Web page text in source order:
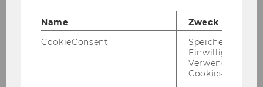
Name
Zweck
CookieConsent
Speichert Ihre
Einwilligung zur
Verwendung von
Cookies.